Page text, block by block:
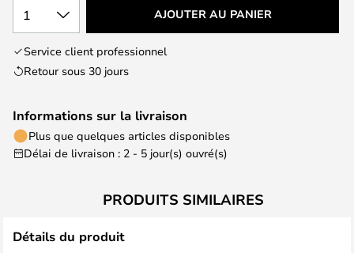
1 AJOUTER AU PANIER
Service client professionnel
Retour sous 30 jours
Informations sur la livraison
Plus que quelques articles disponibles
Délai de livraison : 2 - 5 jour(s) ouvré(s)
PRODUITS SIMILAIRES
Détails du produit